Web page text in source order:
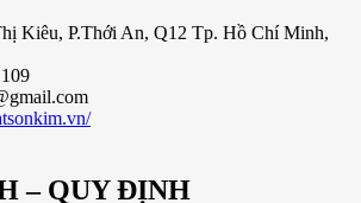
Kiêu, P.Thới An, Q12 Tp. Hồ Chí Minh,
– QUY ĐỊNH